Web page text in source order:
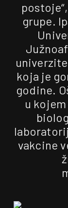
grupe.
koja je
godine.
u
vakcine